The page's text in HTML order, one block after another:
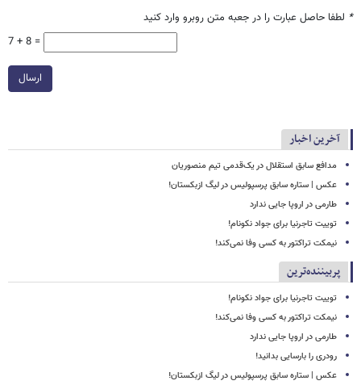
* لطفا حاصل عبارت را در جعبه متن روبرو وارد کنید
7 + 8 =
ارسال
آخرین اخبار
مدافع سابق استقلال در یک‌قدمی تیم منصوریان
عکس | ستاره سابق پرسپولیس در لیگ ازبکستان!
طارمی در اروپا جایی ندارد
توییت تاجرنیا برای جواد نکونام!
نیمکت تراکتور به کسی وفا نمی‌کند!
پربیننده‌ترین
توییت تاجرنیا برای جواد نکونام!
نیمکت تراکتور به کسی وفا نمی‌کند!
طارمی در اروپا جایی ندارد
رودری را بارسایی بدانید!
عکس | ستاره سابق پرسپولیس در لیگ ازبکستان!